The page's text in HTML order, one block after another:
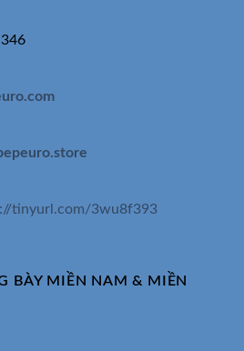
tinyurl.com/3wu8f393
BÀY MIỀN NAM & MIỀN